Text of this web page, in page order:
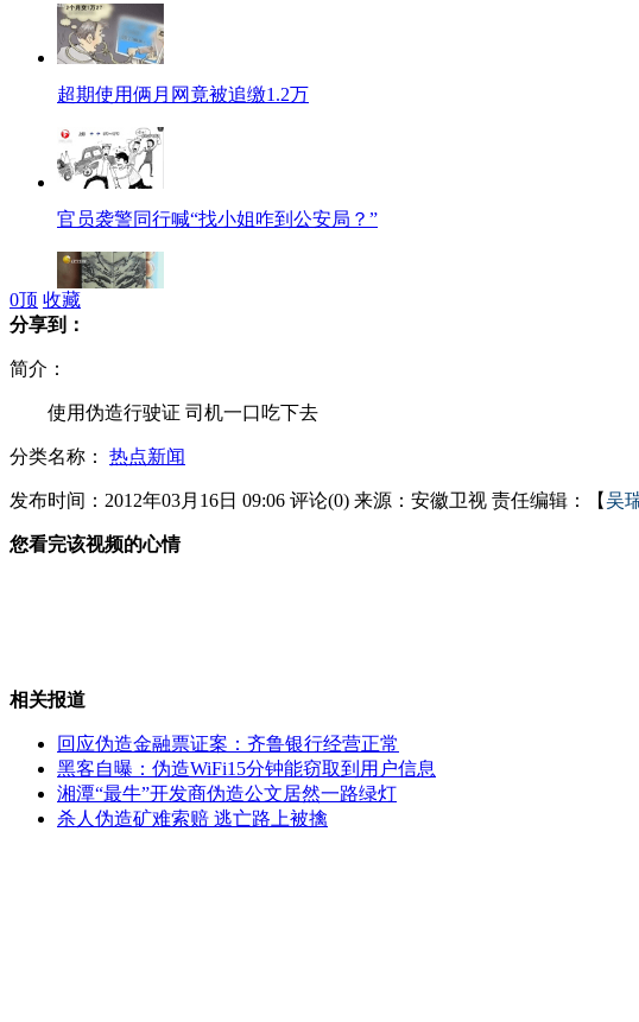
超期使用俩月网竟被追缴1.2万
官员袭警同行喊“找小姐咋到公安局？”
美国男痴迷白宫在家建"总统办公室"
夫妻吵架 七月大孩子扔鸭绿江边
0顶 收藏
分享到：
简介：
使用伪造行驶证 司机一口吃下去
分类名称： 热点新闻
发布时间：2012年03月16日 09:06 评论(0) 来源：安徽卫视 责任编辑：【吴
您看完该视频的心情
相关报道
回应伪造金融票证案：齐鲁银行经营正常
黑客自曝：伪造WiFi15分钟能窃取到用户信息
湘潭“最牛”开发商伪造公文居然一路绿灯
杀人伪造矿难索赔 逃亡路上被擒